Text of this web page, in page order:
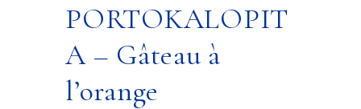
PORTOKALOPIT
A – Gâteau à
l’orange